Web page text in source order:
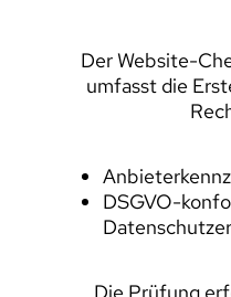
Der Website-
umfasst die
DSGVO-